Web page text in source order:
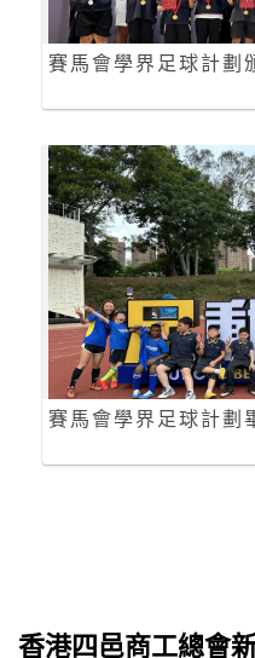
賽馬會學界足球計劃
賽馬會學界足球計劃
香港四邑商工總會